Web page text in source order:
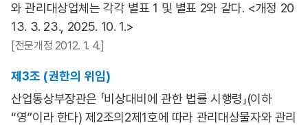
와 관리대상업체는 각각 별표 1 및 별표 2와 같다. <개정 20
13. 3. 23., 2025. 10. 1.>
[전문개정 2012. 1. 4.]
제3조 (권한의 위임)
산업통상부장관은 「비상대비에 관한 법률 시행령」(이하
“영”이라 한다) 제2조의2제1호에 따라 관리대상물자와 관리